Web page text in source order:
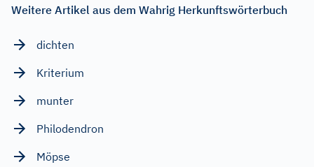
Weitere Artikel aus dem Wahrig Herkunftswörterbuch
dichten
Kriterium
munter
Philodendron
Möpse